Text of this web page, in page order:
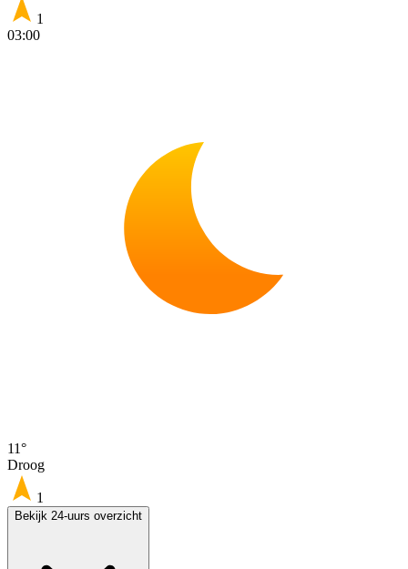
1
03:00
11°
Droog
1
Bekijk 24-uurs overzicht